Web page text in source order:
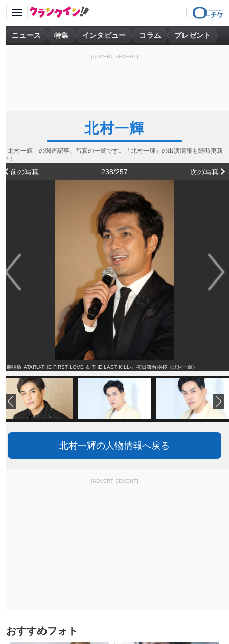
ニュース 特集 インタビュー コラム プレゼント
[ADVERTISEMENT]
北村一輝
「北村一輝」の関連記事、写真の一覧です。「北村一輝」の出演情報も随時更新
中！
前の写真 238/257 次の写真
『劇場版 ATARU‐THE FIRST LOVE ＆ THE LAST KILL‐』初日舞台挨拶（北村一輝）
北村一輝の人物情報へ戻る
[ADVERTISEMENT]
おすすめフォト